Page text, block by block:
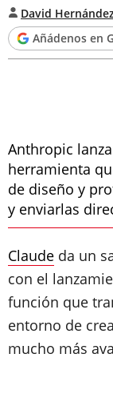
David
Añádenos en
Anthropic
herramienta
de diseño y
y enviarlas
Claude da un
con el
función que
entorno de
mucho más